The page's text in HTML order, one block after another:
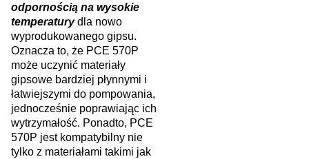
odpornością na wysokie
temperaturydla nowo
wyprodukowanego gipsu.
Oznacza to, że PCE 570P
może uczynić materiały
gipsowe bardziej płynnymi i
łatwiejszymi do pompowania,
jednocześnie poprawiając ich
wytrzymałość. Ponadto, PCE
570P jest kompatybilny nie
tylko z materiałami takimi jak